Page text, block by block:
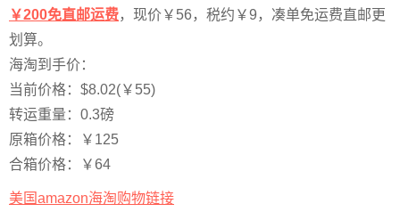
￥200免直邮运费，现价￥56，税约￥9，凑单免运费直邮更
划算。
海淘到手价：
当前价格：$8.02(￥55)
转运重量：0.3磅
原箱价格：￥125
合箱价格：￥64
美国amazon海淘购物链接